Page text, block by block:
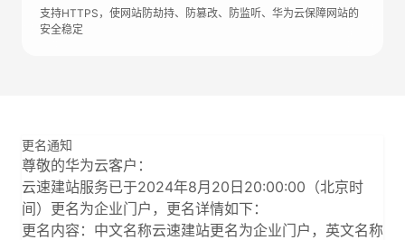
支持HTTPS，使网站防劫持、防篡改、防监听、华为云保障网站的
安全稳定
更名通知
尊敬的华为云客户：
云速建站服务已于2024年8月20日20:00:00（北京时
间）更名为企业门户，更名详情如下：
更名内容：中文名称云速建站更名为企业门户，英文名称